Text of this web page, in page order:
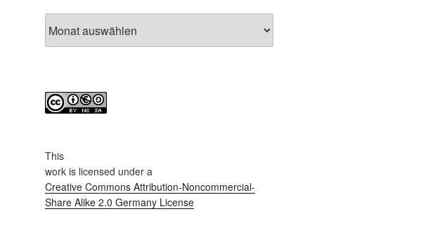
This
workis licensed under a
Creative Commons Attribution-Noncommercial-
Share Alike 2.0 Germany License